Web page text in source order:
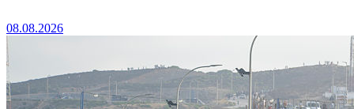
08.08.2026